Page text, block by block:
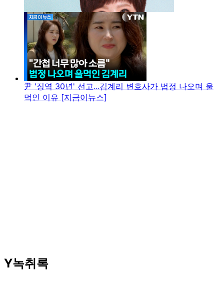
尹 '징역 30년' 선고...김계리 변호사가 법정 나오며 울
먹인 이유 [지금이뉴스]
Y녹취록